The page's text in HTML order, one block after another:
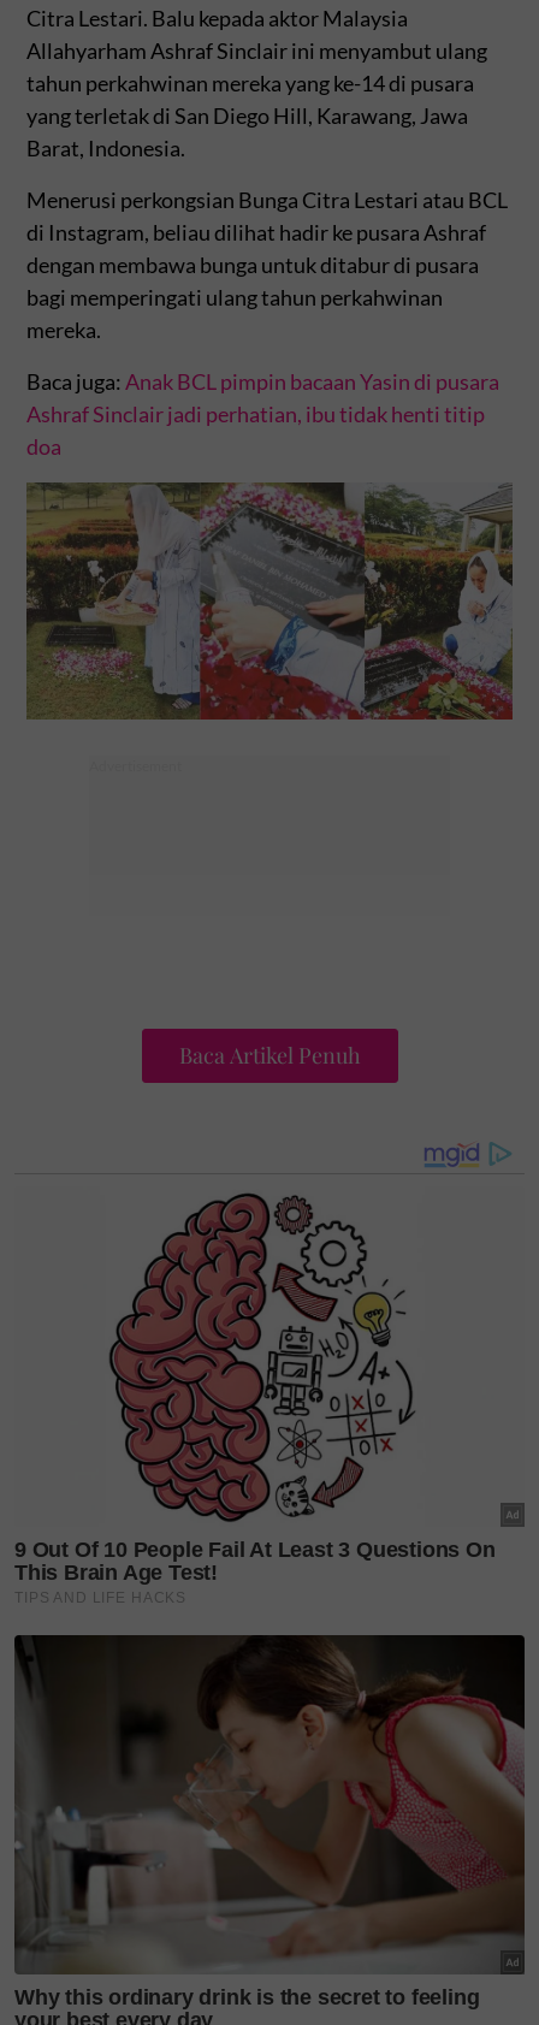
Citra Lestari. Balu kepada aktor Malaysia
Allahyarham Ashraf Sinclair ini menyambut ulang
tahun perkahwinan mereka yang ke-14 di pusara
yang terletak di San Diego Hill, Karawang, Jawa
Barat, Indonesia.
Menerusi perkongsian Bunga Citra Lestari atau BCL
di Instagram, beliau dilihat hadir ke pusara Ashraf
dengan membawa bunga untuk ditabur di pusara
bagi memperingati ulang tahun perkahwinan
mereka.
Baca juga: Anak BCL pimpin bacaan Yasin di pusara
Ashraf Sinclair jadi perhatian, ibu tidak henti titip
doa
walaupun kita berada di dunia yang berbeza dan
kehidupan saya juga berbeza di sini, tapi awak akan
selamanya dihati saya. Selamat hari ulang tahun
perkahwinan,” tulisnya di ruangan kapsyen.
Dalam perkongsian sebelum ini, kelihatan BCL
bersama kedua ibu bapa arwah Ashraf. Mereka
menziarahi pusara aktor tersebut sempena hari lahir
arwah yang ke-43.
Ibu Ashraf, Khadijah Abdul Rahman juga ada
berkongsi dilaman Instagramnya dengan meluahkan
rasa syukur kerana menantunya ada bersama.
Baca juga:
Jiwamu akan selalu ada bersama kami -
BCL
Baca Artikel Penuh